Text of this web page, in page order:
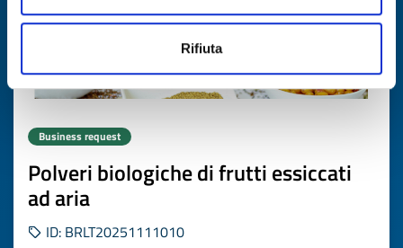
Rifiuta
Business request
Polveri biologiche di frutti essiccati
ad aria
ID: BRLT20251111010